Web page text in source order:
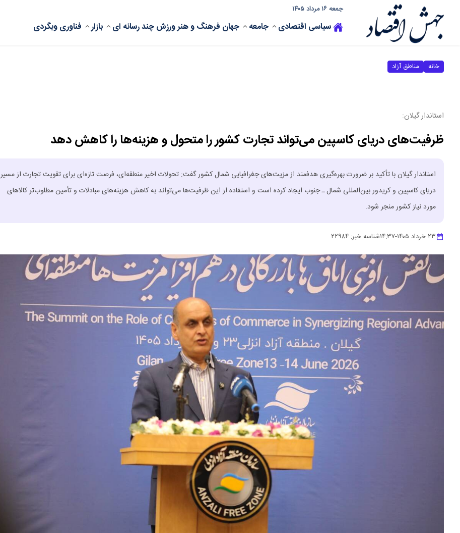
جمعه ۱۶ مرداد ۱۴۰۵
سیاسی اقتصادی جامعه جهان فرهنگ و هنرورزشچند رسانه ای بازار فناوریوبگردی
خانه مناطق آزاد
استاندار گیلان:
ظرفیت‌های دریای کاسپین می‌تواند تجارت کشور را متحول و هزینه‌ها را کاهش دهد
استاندار گیلان با تأکید بر ضرورت بهره‌گیری هدفمند از مزیت‌های جغرافیایی شمال کشور گفت: تحولات اخیر منطقه‌ای، فرصت تازه‌ای برای تقویت تجارت از مسیر
دریای کاسپین و کریدور بین‌المللی شمال ـ جنوب ایجاد کرده است و استفاده از این ظرفیت‌ها می‌تواند به کاهش هزینه‌های مبادلات و تأمین مطلوب‌تر کالاهای
مورد نیاز کشور منجر شود.
۲۳ خرداد ۱۴۰۵ -۱۴:۳۷شناسه خبر: ۲۲۹۸۴